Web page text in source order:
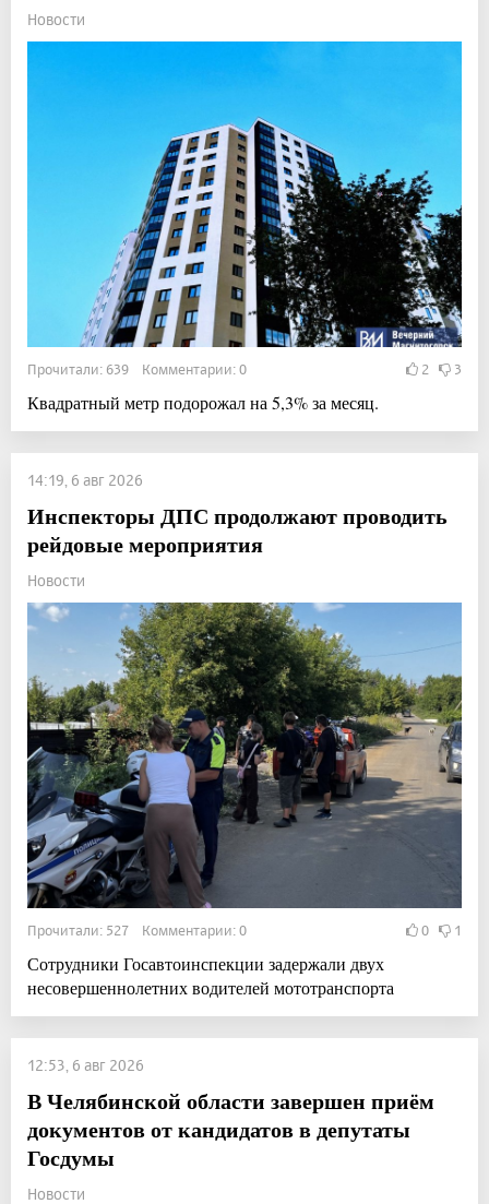
Новости
Прочитали: 639 Комментарии: 0 2 3
Квадратный метр подорожал на 5,3% за месяц.
14:19, 6 авг 2026
Инспекторы ДПС продолжают проводить
рейдовые мероприятия
Новости
Прочитали: 527 Комментарии: 0 0 1
Сотрудники Госавтоинспекции задержали двух
несовершеннолетних водителей мототранспорта
12:53, 6 авг 2026
В Челябинской области завершен приём
документов от кандидатов в депутаты
Госдумы
Новости